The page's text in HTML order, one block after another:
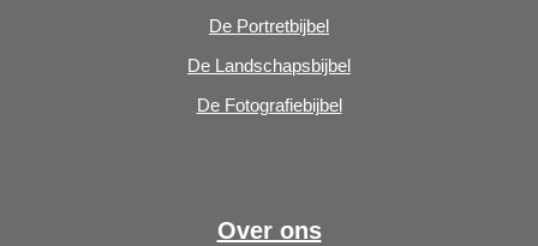
De Portretbijbel
De Landschapsbijbel
De Fotografiebijbel
Over ons